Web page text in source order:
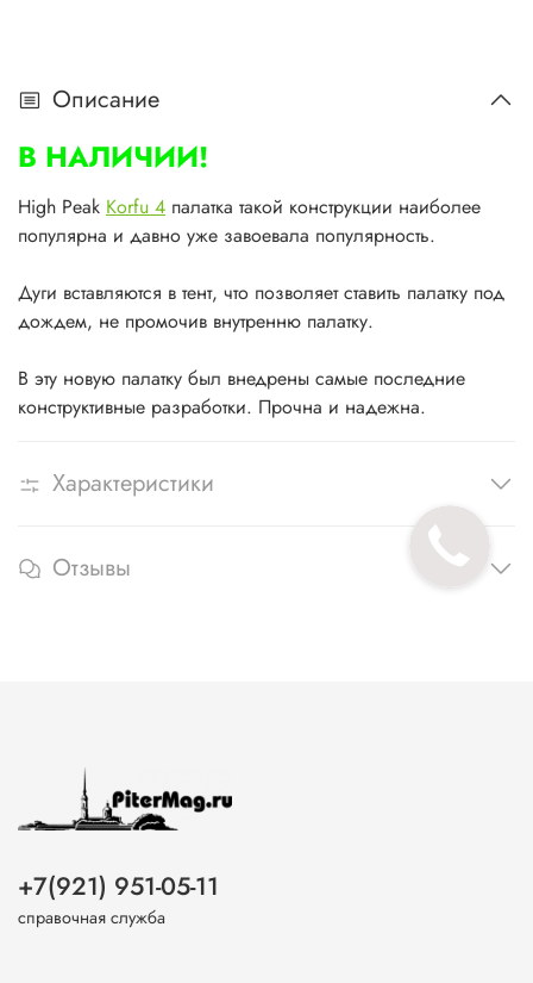
Описание
В НАЛИЧИИ!
High Peak Korfu 4 палатка такой конструкции наиболее
популярна и давно уже завоевала популярность.
Дуги вставляются в тент, что позволяет ставить палатку под
дождем, не промочив внутренню палатку.
В эту новую палатку был внедрены самые последние
конструктивные разработки. Прочна и надежна.
Характеристики
Отзывы
+7(921) 951-05-11
справочная служба